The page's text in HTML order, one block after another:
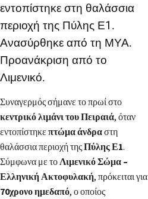
εντοπίστηκε στη θαλάσσια
περιοχή της Πύλης Ε1.
Ανασύρθηκε από τη ΜΥΑ.
Προανάκριση από το
Λιμενικό.
Συναγερμός σήμανε το πρωί στο
κεντρικό λιμάνι του Πειραιά, όταν
εντοπίστηκε πτώμα άνδραστη
θαλάσσια περιοχή τηςΠύλης Ε1.
Σύμφωνα με το Λιμενικό Σώμα –
Ελληνική Ακτοφυλακή, πρόκειται για
70χρονο ημεδαπό, ο οποίος